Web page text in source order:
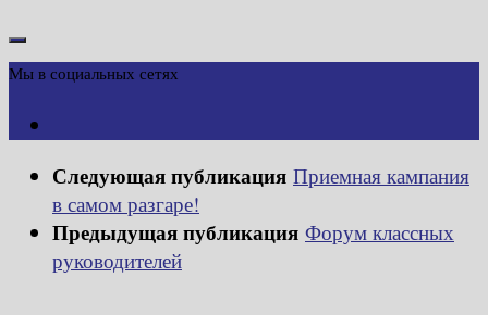
Мы в социальных сетях
Следующая публикация Приемная кампания
в самом разгаре!
Предыдущая публикация Форум классных
руководителей